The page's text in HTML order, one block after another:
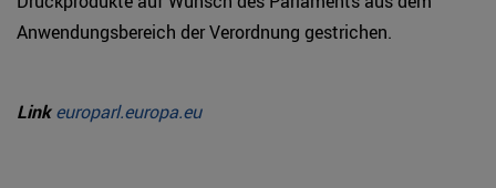
Anwendungsbereich der Verordnung gestrichen.
Linkeuroparl.europa.eu